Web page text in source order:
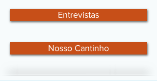
Entrevistas
Nosso Cantinho